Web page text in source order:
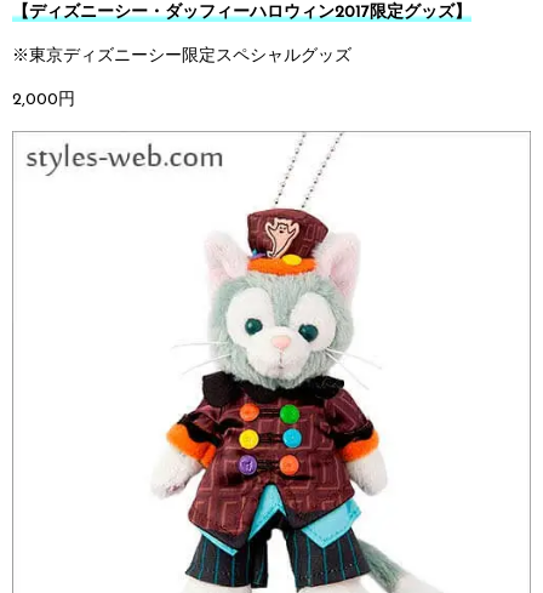
【ディズニーシー・ダッフィーハロウィン2017限定グッズ】
※東京ディズニーシー限定スペシャルグッズ
2,000円